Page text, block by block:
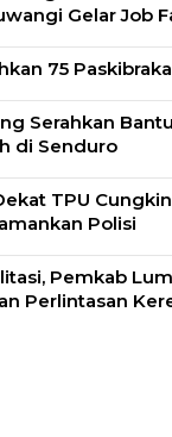
Gelar Job
75
Serahkan
di Senduro
TPU
Polisi
Pemkab
Perlintasan